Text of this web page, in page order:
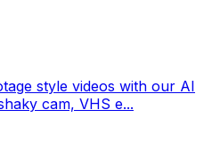
style videos with our AI
cam, VHS e...